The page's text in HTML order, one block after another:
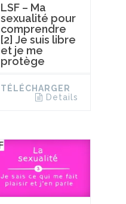
LSF – Ma
sexualité pour
comprendre
[2] Je suis libre
et je me
protège
TÉLÉCHARGER
Details